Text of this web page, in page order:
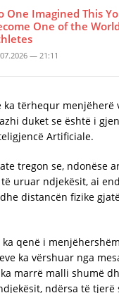
One Imagined This
One of the
— 21:11
ka tërhequr menjëherë
duket se është i
Artificiale.
tregon se, ndonëse
uruar ndjekësit, ai
distancën fizike
ka qenë i
ka vërshuar nga
marrë malli shumë
ndërsa të